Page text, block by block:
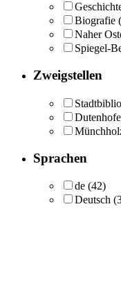
Biografie
Naher
Spiegel-
Zweigstellen
Sprachen
de (42)
Deutsch